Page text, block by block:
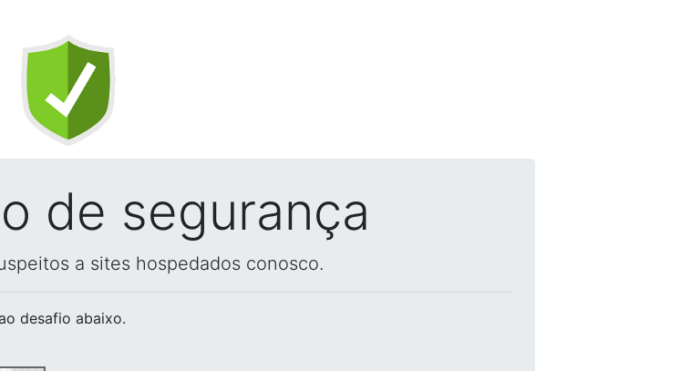
de segurança
a sites hospedados conosco.
desafio abaixo.